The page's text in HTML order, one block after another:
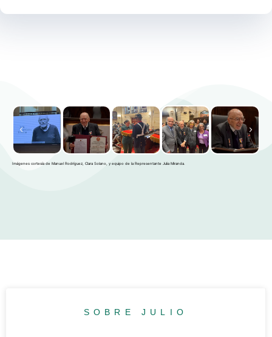
Imágenes cortesía de Manuel Rodríguez, Clara Solano, y equipo de la Representante Julia Miranda.
SOBRE JULIO